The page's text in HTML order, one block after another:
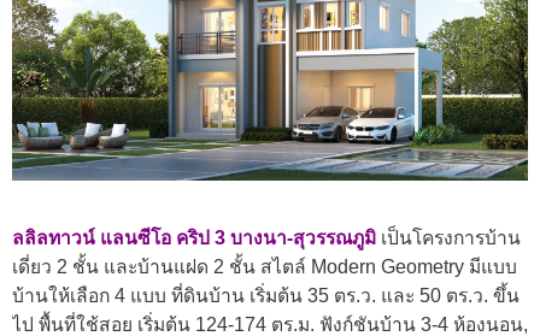
ลลิลทาวน์ แลนซีโอ คริป 3 บางนา-สุวรรณภูมิ เป็นโครงการบ้าน
เดี่ยว 2 ชั้น และบ้านแฝด 2 ชั้น สไตล์ Modern Geometry มีแบบ
บ้านให้เลือก 4 แบบ ที่ดินบ้าน เริ่มต้น 35 ตร.ว. และ 50 ตร.ว. ขึ้น
ไป พื้นที่ใช้สอย เริ่มต้น 124-174 ตร.ม. ฟังก์ชันบ้าน 3-4 ห้องนอน,